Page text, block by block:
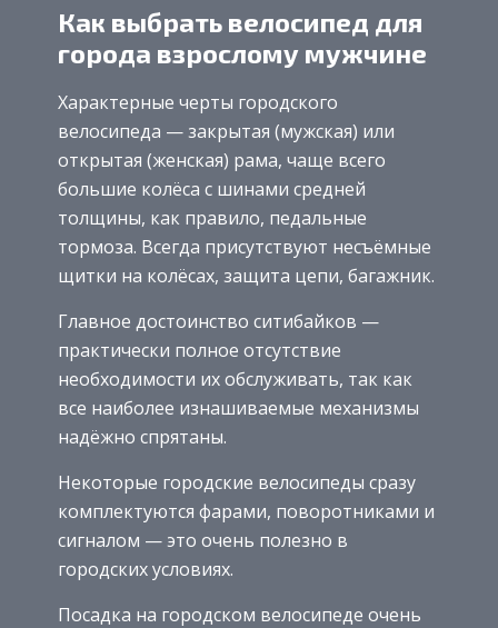
Как выбрать велосипед для
города взрослому мужчине
Характерные черты городского
велосипеда — закрытая (мужская) или
открытая (женская) рама, чаще всего
большие колёса с шинами средней
толщины, как правило, педальные
тормоза. Всегда присутствуют несъёмные
щитки на колёсах, защита цепи, багажник.
Главное достоинство ситибайков —
практически полное отсутствие
необходимости их обслуживать, так как
все наиболее изнашиваемые механизмы
надёжно спрятаны.
Некоторые городские велосипеды сразу
комплектуются фарами, поворотниками и
сигналом — это очень полезно в
городских условиях.
Посадка на городском велосипеде очень